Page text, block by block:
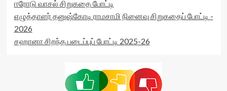
ஈரோடு வாசல் சிறுகதை போட்டி
எழுத்தாளர் தனுஷ்கோடி ராமசாமி நினைவு சிறுகதைப் போட்டி -
2026
சஹானா சிறந்த படைப்புப் போட்டி 2025-26